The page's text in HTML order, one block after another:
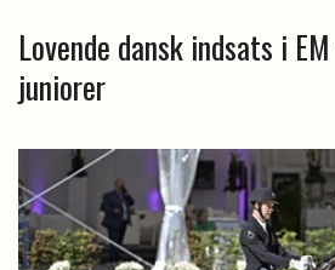
Lovende dansk indsats i
juniorer